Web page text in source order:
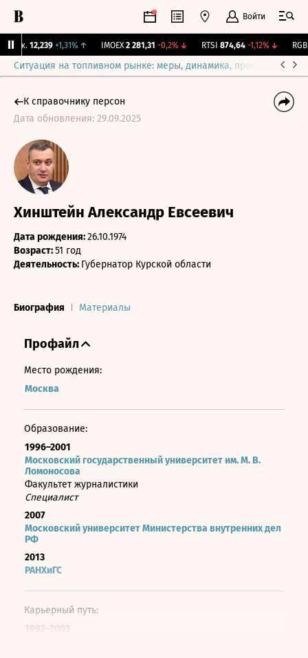
Войти
12,239 +1,31% ↑ IMOEX 2 281,31 -0,2%↓ RTSI 874,64 -1,12%↓ RGBI
Ситуация на топливном рынке: меры, динамика, прогнозы
К справочнику персон
Дата обновления: 29.09.2025
Хинштейн Александр Евсеевич
Дата рождения:26.10.1974
Возраст:51 год
Деятельность: Губернатор Курской области
Биография Материалы
Профайл
Место рождения:
Москва
Образование:
1996–2001
Московский государственный университет им. М. В.
Ломоносова
Факультет журналистики
Специалист
2007
Московский университет Министерства внутренних дел
РФ
2013
РАНХиГС
Карьерный путь:
1992–2003